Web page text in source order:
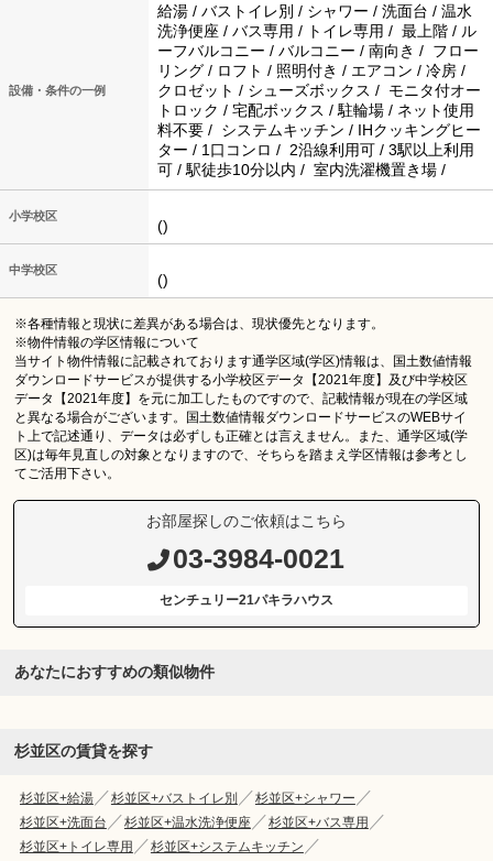
設備・条件の一例
給湯 / バストイレ別 / シャワー / 洗面台 / 温水
洗浄便座 / バス専用 / トイレ専用 / 最上階 / ル
ーフバルコニー / バルコニー / 南向き / フロー
リング / ロフト / 照明付き / エアコン / 冷房 /
クロゼット / シューズボックス / モニタ付オー
トロック / 宅配ボックス / 駐輪場 / ネット使用
料不要 / システムキッチン / IHクッキングヒー
ター / 1口コンロ / 2沿線利用可 / 3駅以上利用
可 / 駅徒歩10分以内 / 室内洗濯機置き場 /
小学校区
()
中学校区
()
※各種情報と現状に差異がある場合は、現状優先となります。
※物件情報の学区情報について
当サイト物件情報に記載されております通学区域(学区)情報は、国土数値情報
ダウンロードサービスが提供する小学校区データ【2021年度】及び中学校区
データ【2021年度】を元に加工したものですので、記載情報が現在の学区域
と異なる場合がございます。国土数値情報ダウンロードサービスのWEBサイ
ト上で記述通り、データは必ずしも正確とは言えません。また、通学区域(学
区)は毎年見直しの対象となりますので、そちらを踏まえ学区情報は参考とし
てご活用下さい。
お部屋探しのご依頼はこちら
03-3984-0021
センチュリー21パキラハウス
あなたにおすすめの類似物件
杉並区の賃貸を探す
杉並区+給湯 杉並区+バストイレ別
杉並区+シャワー
杉並区+洗面台
杉並区+温水洗浄便座
杉並区+バス専用
杉並区+トイレ専用
杉並区+システムキッチン